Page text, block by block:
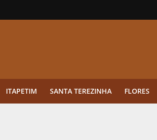
ITAPETIM SANTA TEREZINHA FLORES